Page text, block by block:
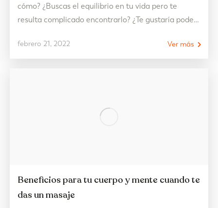
febrero 21, 2022
cómo? ¿Buscas el equilibrio en tu vida pero te
resulta complicado encontrarlo? ¿Te gustaría poder
disciplina deportiva donde puedes conseguir todo
eso y más. Sí, hablamos del yoga y estos son sus
Ver más
Beneficios para tu cuerpo y mente cuando te
das un masaje